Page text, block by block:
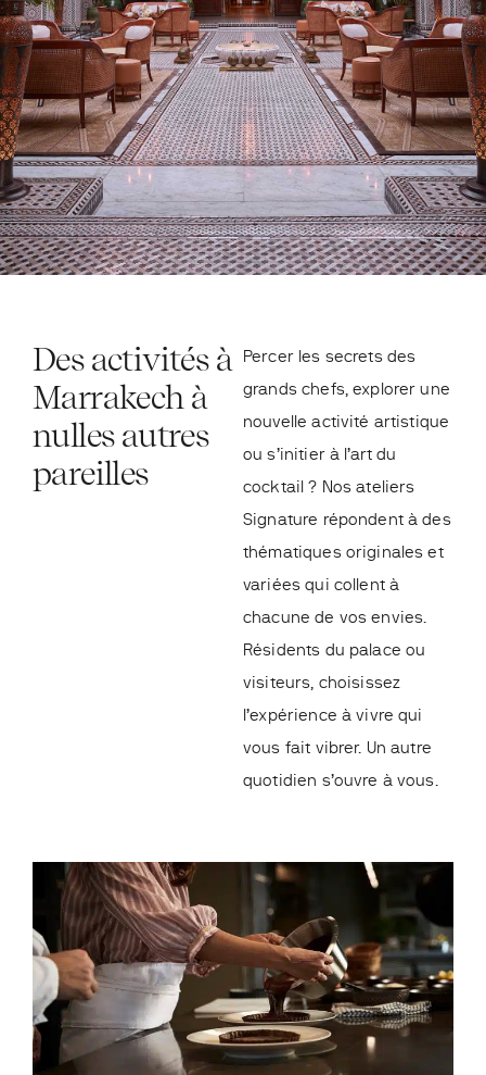
Des activités à
Marrakech à
nulles autres
pareilles
Percer les secrets des
grands chefs, explorer une
nouvelle activité artistique
ou s’initier à l’art du
cocktail ? Nos ateliers
Signature répondent à des
thématiques originales et
variées qui collent à
chacune de vos envies.
Résidents du palace ou
visiteurs, choisissez
l’expérience à vivre qui
vous fait vibrer. Un autre
quotidien s’ouvre à vous.